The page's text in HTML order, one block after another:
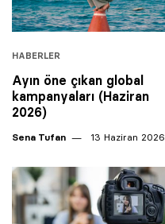
HABERLER
Ayın öne çıkan global
kampanyaları (Haziran
2026)
Sena Tufan 13 Haziran 2026